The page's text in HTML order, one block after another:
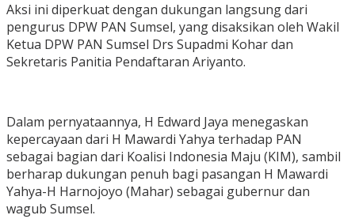
Aksi ini diperkuat dengan dukungan langsung dari
pengurus DPW PAN Sumsel, yang disaksikan oleh Wakil
Ketua DPW PAN Sumsel Drs Supadmi Kohar dan
Sekretaris Panitia Pendaftaran Ariyanto.
Dalam pernyataannya, H Edward Jaya menegaskan
kepercayaan dari H Mawardi Yahya terhadap PAN
sebagai bagian dari Koalisi Indonesia Maju (KIM), sambil
berharap dukungan penuh bagi pasangan H Mawardi
Yahya-H Harnojoyo (Mahar) sebagai gubernur dan
wagub Sumsel.